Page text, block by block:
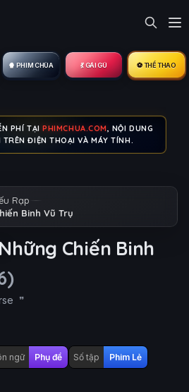
🍿 PHIM CHÙA 💃 GÁI GÚ ⚽ THỂ THAO
PHÍ TẠIPHIMCHUA.COM, NỘI DUNG
TRÊN ĐIỆN THOẠI VÀ MÁY TÍNH.
Rạp
Binh Vũ Trụ
Chiến Binh
ngữ Phụ đề Số tập Phim Lẻ